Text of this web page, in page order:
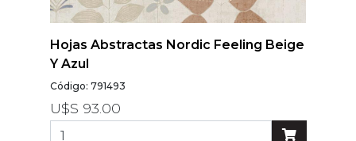
Hojas Abstractas Nordic Feeling Beige
Y Azul
Código: 791493
U$S 93.00